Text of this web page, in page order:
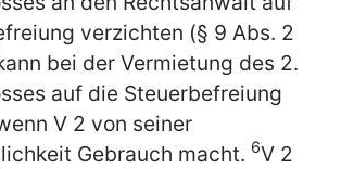
verzichten (§ 9 Abs. 2
bei der Vermietung des 2.
auf die Steuerbefreiung
V 2 von seiner
Gebrauch macht. 6V 2